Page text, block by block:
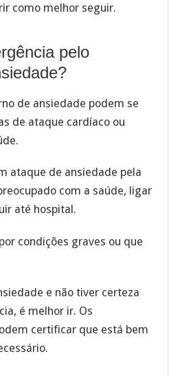
como melhor seguir.
pelo
de ansiedade podem se
de ataque cardíaco ou
ataque de ansiedade pela
com a saúde, ligar
até hospital.
condições graves ou que
e não tiver certeza
é melhor ir. Os
certificar que está bem